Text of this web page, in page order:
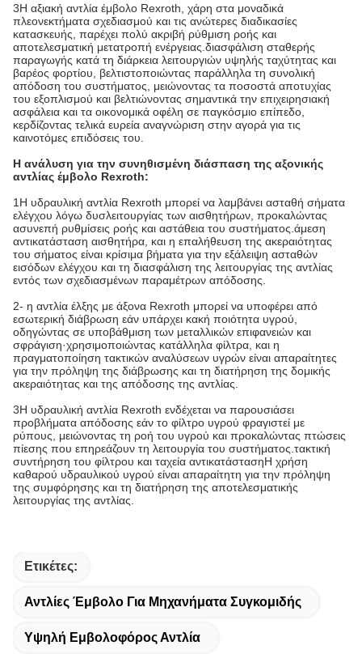
3Η αξιακή αντλία έμβολο Rexroth, χάρη στα μοναδικά
πλεονεκτήματα σχεδιασμού και τις ανώτερες διαδικασίες
κατασκευής, παρέχει πολύ ακριβή ρύθμιση ροής και
αποτελεσματική μετατροπή ενέργειας.διασφάλιση σταθερής
παραγωγής κατά τη διάρκεια λειτουργιών υψηλής ταχύτητας και
βαρέος φορτίου, βελτιστοποιώντας παράλληλα τη συνολική
απόδοση του συστήματος, μειώνοντας τα ποσοστά αποτυχίας
του εξοπλισμού και βελτιώνοντας σημαντικά την επιχειρησιακή
ασφάλεια και τα οικονομικά οφέλη σε παγκόσμιο επίπεδο,
κερδίζοντας τελικά ευρεία αναγνώριση στην αγορά για τις
καινοτόμες επιδόσεις του.
Η ανάλυση για την συνηθισμένη διάσπαση της αξονικής
αντλίας έμβολο Rexroth:
1Η υδραυλική αντλία Rexroth μπορεί να λαμβάνει ασταθή σήματα
ελέγχου λόγω δυσλειτουργίας των αισθητήρων, προκαλώντας
ασυνεπή ρυθμίσεις ροής και αστάθεια του συστήματος.άμεση
αντικατάσταση αισθητήρα, και η επαλήθευση της ακεραιότητας
του σήματος είναι κρίσιμα βήματα για την εξάλειψη ασταθών
εισόδων ελέγχου και τη διασφάλιση της λειτουργίας της αντλίας
εντός των σχεδιασμένων παραμέτρων απόδοσης.
2- η αντλία έλξης με άξονα Rexroth μπορεί να υποφέρει από
εσωτερική διάβρωση εάν υπάρχει κακή ποιότητα υγρού,
οδηγώντας σε υποβάθμιση των μεταλλικών επιφανειών και
σφράγιση·χρησιμοποιώντας κατάλληλα φίλτρα, και η
πραγματοποίηση τακτικών αναλύσεων υγρών είναι απαραίτητες
για την πρόληψη της διάβρωσης και τη διατήρηση της δομικής
ακεραιότητας και της απόδοσης της αντλίας.
3Η υδραυλική αντλία Rexroth ενδέχεται να παρουσιάσει
προβλήματα απόδοσης εάν το φίλτρο υγρού φραγιστεί με
ρύπους, μειώνοντας τη ροή του υγρού και προκαλώντας πτώσεις
πίεσης που επηρεάζουν τη λειτουργία του συστήματος.τακτική
συντήρηση του φίλτρου και ταχεία αντικατάστασηΗ χρήση
καθαρού υδραυλικού υγρού είναι απαραίτητη για την πρόληψη
της συμφόρησης και τη διατήρηση της αποτελεσματικής
λειτουργίας της αντλίας.
Ετικέτες:
Αντλίες Έμβολο Για Μηχανήματα Συγκομιδής
Υψηλή Εμβολοφόρος Αντλία